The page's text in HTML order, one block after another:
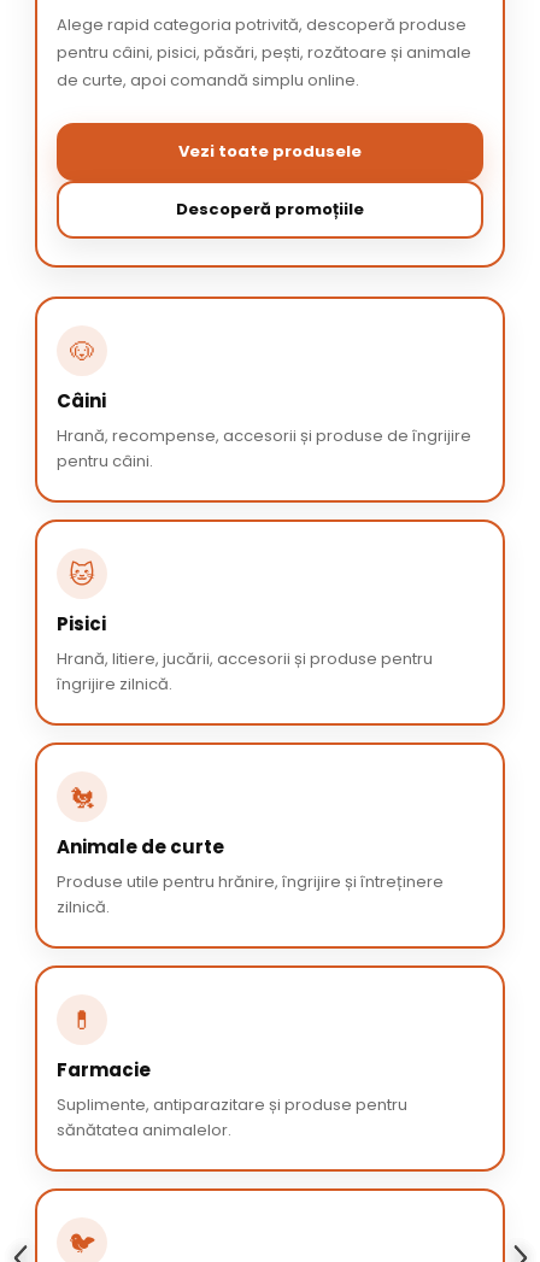
Alege rapid categoria potrivită, descoperă produse
pentru câini, pisici, păsări, pești, rozătoare și animale
de curte, apoi comandă simplu online.
Vezi toate produsele
Descoperă promoțiile
🐶
Câini
Hrană, recompense, accesorii și produse de îngrijire
pentru câini.
🐱
Pisici
Hrană, litiere, jucării, accesorii și produse pentru
îngrijire zilnică.
🐔
Animale de curte
Produse utile pentru hrănire, îngrijire și întreținere
zilnică.
💊
Farmacie
Suplimente, antiparazitare și produse pentru
sănătatea animalelor.
🐦